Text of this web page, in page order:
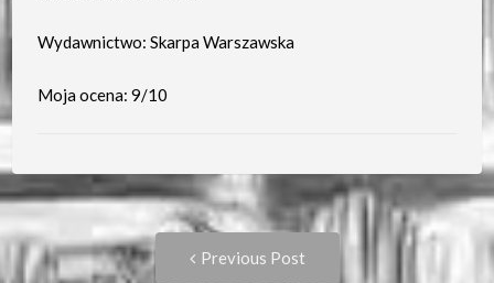
Wydawnictwo: Skarpa Warszawska
Moja ocena: 9/10
Post
Previous Post
Previous